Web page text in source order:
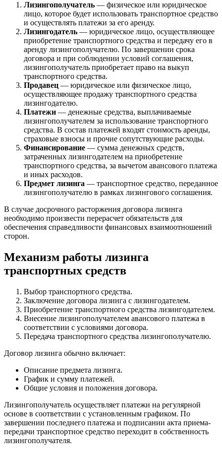
Лизингополучатель — физическое или юридическое
лицо, которое будет использовать транспортное средство
и осуществлять платежи за его аренду.
Лизингодатель — юридическое лицо, осуществляющее
приобретение транспортного средства и передачу его в
аренду лизингополучателю. По завершении срока
договора и при соблюдении условий соглашения,
лизингополучатель приобретает право на выкуп
транспортного средства.
Продавец — юридическое или физическое лицо,
осуществляющее продажу транспортного средства
лизингодателю.
Платежи — денежные средства, выплачиваемые
лизингополучателем за использование транспортного
средства. В состав платежей входят стоимость аренды,
страховые взносы и прочие сопутствующие расходы.
Финансирование — сумма денежных средств,
затраченных лизингодателем на приобретение
транспортного средства, за вычетом авансового платежа
и иных расходов.
Предмет лизинга — транспортное средство, переданное
лизингополучателю в рамках лизингового соглашения.
В случае досрочного расторжения договора лизинга
необходимо произвести перерасчет обязательств для
обеспечения справедливости финансовых взаимоотношений
сторон.
Механизм работы лизинга
транспортных средств
Выбор транспортного средства.
Заключение договора лизинга с лизингодателем.
Приобретение транспортного средства лизингодателем.
Внесение лизингополучателем авансового платежа в
соответствии с условиями договора.
Передача транспортного средства лизингополучателю.
Договор лизинга обычно включает:
Описание предмета лизинга.
График и сумму платежей.
Общие условия и положения договора.
Лизингополучатель осуществляет платежи на регулярной
основе в соответствии с установленным графиком. По
завершении последнего платежа и подписании акта приема-
передачи транспортное средство переходит в собственность
лизингополучателя.